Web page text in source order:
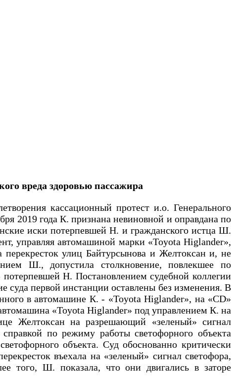
вреда здоровью пассажира
кассационный протест и.о. Генерального
2019 года К. признана невиновной и оправдана по
иски потерпевшей Н. и гражданского истца Ш.
управляя автомашиной марки «Toyota Higlander»,
улиц Байтурсынова и Желтоксан и, не
Ш., допустила столкновение, повлекшее по
Н. Постановлением судебной коллегии
суда первой инстанции оставлены без изменения. В
в автомашине К. - «Toyota Higlander», на «CD»
«Toyota Higlander» под управлением К. на
Желтоксан на разрешающий «зеленый» сигнал
по режиму работы светофорного объекта
объекта. Суд обоснованно критически
въехала на «зеленый» сигнал светофора,
того, Ш. показала, что они двигались в заторе